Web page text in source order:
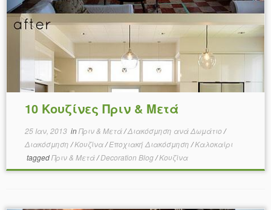
10 Κουζίνες Πριν & Μετά
25 Ιαν, 2013inΠριν & Μετά/Διακόσμηση ανά Δωμάτιο /
Διακόσμηση /Κουζίνα/Εποχιακή Διακόσμηση /Καλοκαίρι
taggedΠριν & Μετά/Decoration Blog/Κουζίνα